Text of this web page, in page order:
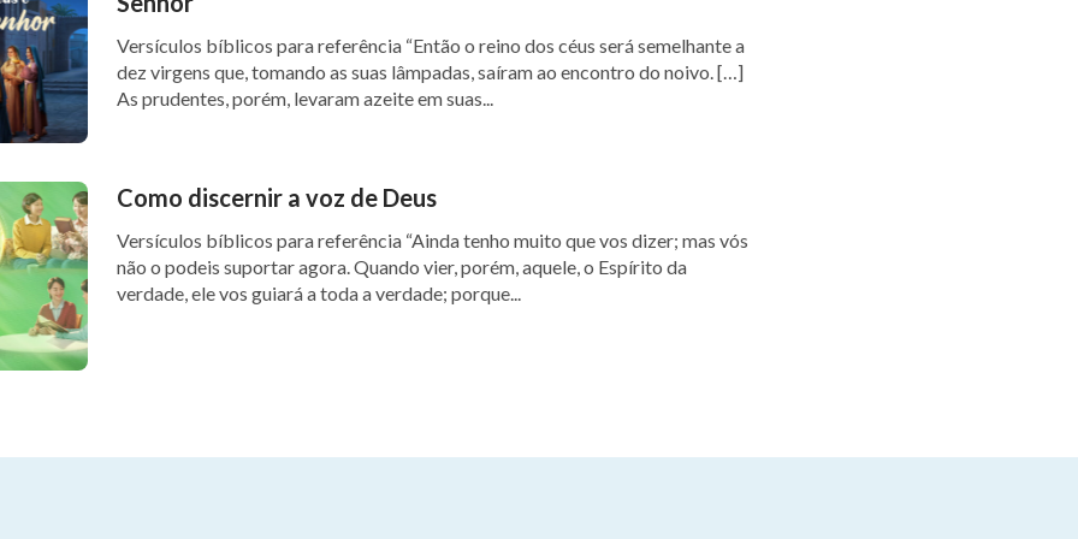
Versículos bíblicos para referência “Então o reino dos céus será semelhante a
dez virgens que, tomando as suas lâmpadas, saíram ao encontro do noivo. […]
As prudentes, porém, levaram azeite em suas...
Como discernir a voz de Deus
Versículos bíblicos para referência “Ainda tenho muito que vos dizer; mas vós
não o podeis suportar agora. Quando vier, porém, aquele, o Espírito da
verdade, ele vos guiará a toda a verdade; porque...